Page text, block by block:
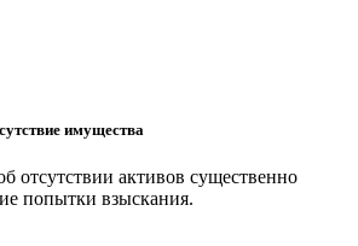
имущества
отсутствии активов существенно
попытки взыскания.